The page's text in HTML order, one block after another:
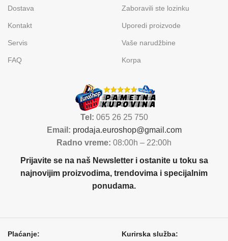
Dostava
Kontakt
Servis
FAQ
Zaboravili ste lozinku
Uporedi proizvode
Vaše narudžbine
Korpa
Tel: 065 26 25 750
Email: prodaja.euroshop@gmail.com
Radno vreme: 08:00h – 22:00h
Prijavite se na naš Newsletter i ostanite u toku sa
najnovijim proizvodima, trendovima i specijalnim
ponudama.
Plaćanje: Kurirska služba: